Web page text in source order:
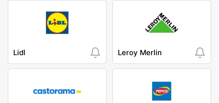
Lidl Leroy Merlin